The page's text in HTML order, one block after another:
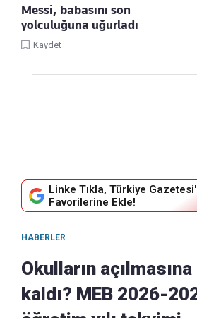
Messi, babasını son
yolculuğuna uğurladı
Kaydet
Linke Tıkla, Türkiye
Favorilerine Ekle!
HABERLER
Okulların
kaldı? MEB 2026-